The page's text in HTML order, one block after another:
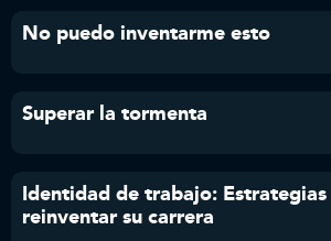
No puedo inventarme esto
Superar la tormenta
Identidad de trabajo:
reinventar su carrera